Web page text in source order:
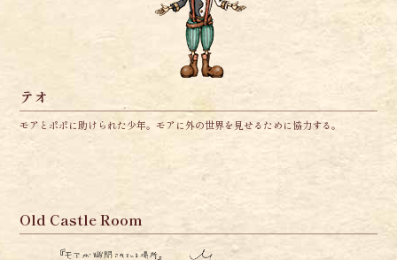
テオ
モアとポポに助けられた少年。モアに外の世界を見せるために協力する。
Old Castle Room